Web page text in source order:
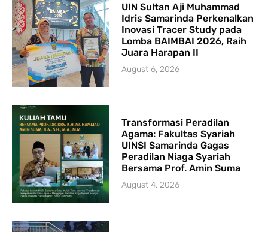
UIN Sultan Aji Muhammad
Idris Samarinda Perkenalkan
Inovasi Tracer Study pada
Lomba BAIMBAI 2026, Raih
Juara Harapan II
August 6, 2026
Transformasi Peradilan
Agama: Fakultas Syariah
UINSI Samarinda Gagas
Peradilan Niaga Syariah
Bersama Prof. Amin Suma
August 4, 2026